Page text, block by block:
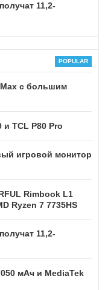
11,2-
Max с большим
TCL P80 Pro
игровой монитор
Rimbook L1
Ryzen 7 7735HS
11,2-
мАч и MediaTek